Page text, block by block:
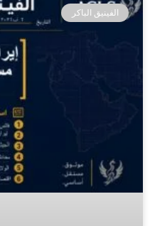
الفينيق الباكر